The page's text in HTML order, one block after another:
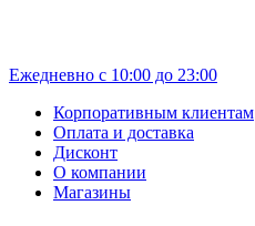
Ежедневно с 10:00 до 23:00
Корпоративным клиентам
Оплата и доставка
Дисконт
О компании
Магазины